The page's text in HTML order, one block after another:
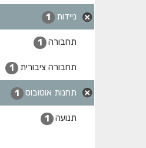
ניידות 1
תחבורה 1
תחבורה ציבורית 1
תחנות אוטובוס 1
תנועה 1